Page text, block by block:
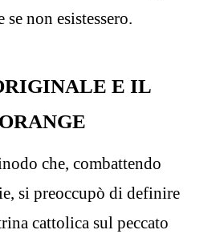
non esistessero.
E IL
che, combattendo
si preoccupò di definire
cattolica sul peccato